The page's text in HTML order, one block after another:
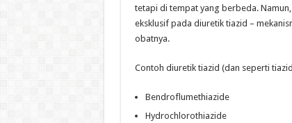
tetapi di tempat yang berbeda.
eksklusif pada diuretik tiazid –
obatnya.
Contoh diuretik tiazid (dan seperti
Bendroflumethiazide
Hydrochlorothiazide